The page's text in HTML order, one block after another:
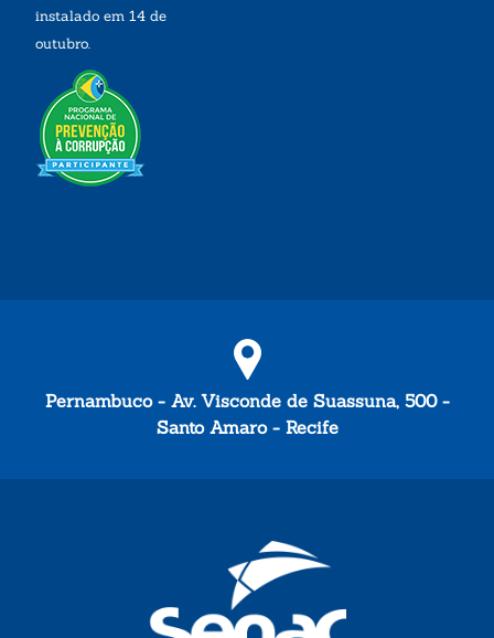
instalado em 14 de
outubro.
Pernambuco - Av. Visconde de Suassuna, 500 -
Santo Amaro - Recife